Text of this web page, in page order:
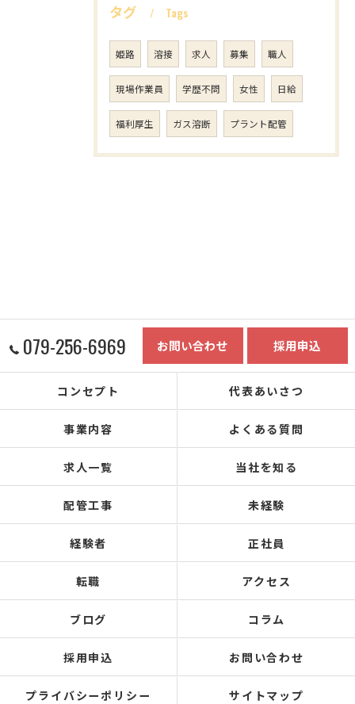
タグ Tags
姫路 溶接 求人 募集 職人
現場作業員 学歴不問 女性 日給
福利厚生 ガス溶断 プラント配管
079-256-6969 お問い合わせ 採用申込
コンセプト 代表あいさつ
事業内容 よくある質問
求人一覧 当社を知る
配管工事 未経験
経験者 正社員
転職 アクセス
ブログ コラム
採用申込 お問い合わせ
プライバシーポリシー サイトマップ